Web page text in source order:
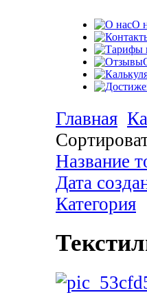
О
Главная
Название
Дата
Категория